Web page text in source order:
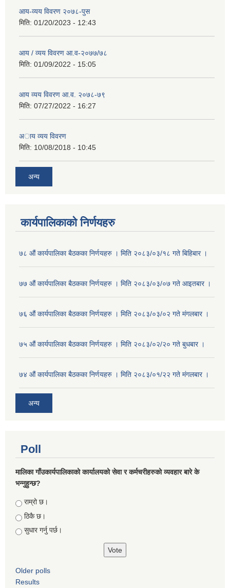
आय-व्यय विवरण २०७८-पुस
मिति: 01/20/2023 - 12:43
आय / व्यय विवरण आ.व-२०७७/७८
मिति: 01/09/2022 - 15:05
आय व्यय विवरण आ.व. २०७८-७९
मिति: 07/27/2022 - 16:27
अाय व्यय विवरण
मिति: 10/08/2018 - 10:45
अन्य
कार्यपालिकाको निर्णयहरु
७८ औं कार्यपालिका बैठकका निर्णयहरु । मिति २०८३/०३/१८ गते बिहिबार ।
७७ औं कार्यपालिका बैठकका निर्णयहरु । मिति २०८३/०३/०७ गते आइतबार ।
७६ औं कार्यपालिका बैठकका निर्णयहरु । मिति २०८३/०३/०२ गते मंगलबार ।
७५ औं कार्यपालिका बैठकका निर्णयहरु । मिति २०८३/०२/२० गते बुधबार ।
७४ औं कार्यपालिका बैठकका निर्णयहरु । मिति २०८३/०१/२२ गते मंगलबार ।
अन्य
Poll
मालिका गाँउकार्यपालिकाको कार्यालयको सेवा र कर्मचरीहरुको व्यवहार बारे के
भन्नुहुन्छ?
Choices
राम्रो छ।
ठिकै छ।
सुधार गर्नु पर्छ।
Older polls
Results